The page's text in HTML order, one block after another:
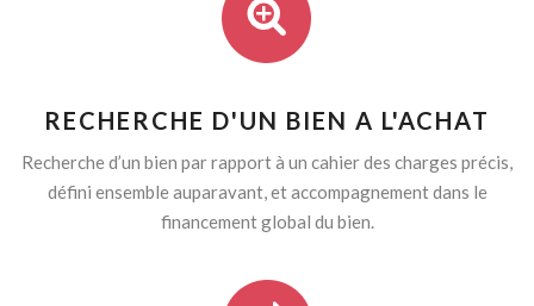
RECHERCHE D'UN BIEN A L'ACHAT
Recherche d’un bien par rapport à un cahier des charges précis,
défini ensemble auparavant, et accompagnement dans le
financement global du bien.